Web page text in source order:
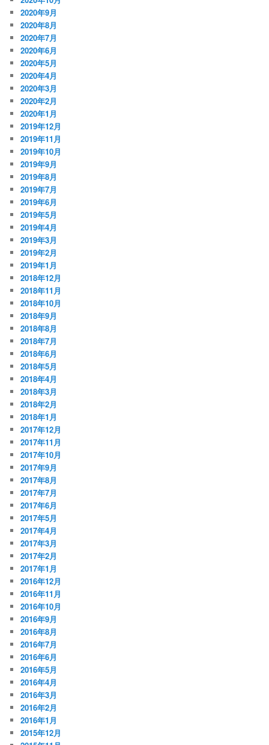
2020年9月
2020年8月
2020年7月
2020年6月
2020年5月
2020年4月
2020年3月
2020年2月
2020年1月
2019年12月
2019年11月
2019年10月
2019年9月
2019年8月
2019年7月
2019年6月
2019年5月
2019年4月
2019年3月
2019年2月
2019年1月
2018年12月
2018年11月
2018年10月
2018年9月
2018年8月
2018年7月
2018年6月
2018年5月
2018年4月
2018年3月
2018年2月
2018年1月
2017年12月
2017年11月
2017年10月
2017年9月
2017年8月
2017年7月
2017年6月
2017年5月
2017年4月
2017年3月
2017年2月
2017年1月
2016年12月
2016年11月
2016年10月
2016年9月
2016年8月
2016年7月
2016年6月
2016年5月
2016年4月
2016年3月
2016年2月
2016年1月
2015年12月